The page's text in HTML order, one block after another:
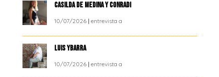
CASILDA DE MEDINA Y CONRADI
10/07/2026| entrevista a
LUIS YBARRA
10/07/2026| entrevista a